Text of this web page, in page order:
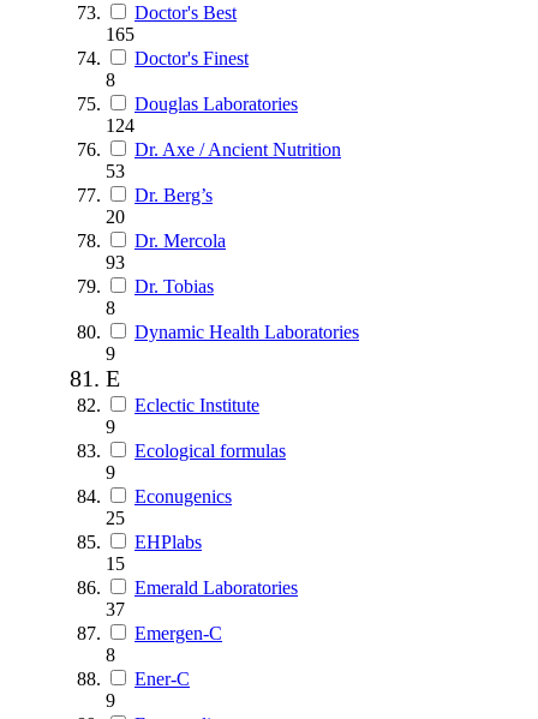
Doctor's Best
165
Doctor's Finest
8
Douglas Laboratories
124
Dr. Axe / Ancient Nutrition
53
Dr. Berg’s
20
Dr. Mercola
93
Dr. Tobias
8
Dynamic Health Laboratories
9
E
Eclectic Institute
9
Ecological formulas
9
Econugenics
25
EHPlabs
15
Emerald Laboratories
37
Emergen-C
8
Ener-C
9